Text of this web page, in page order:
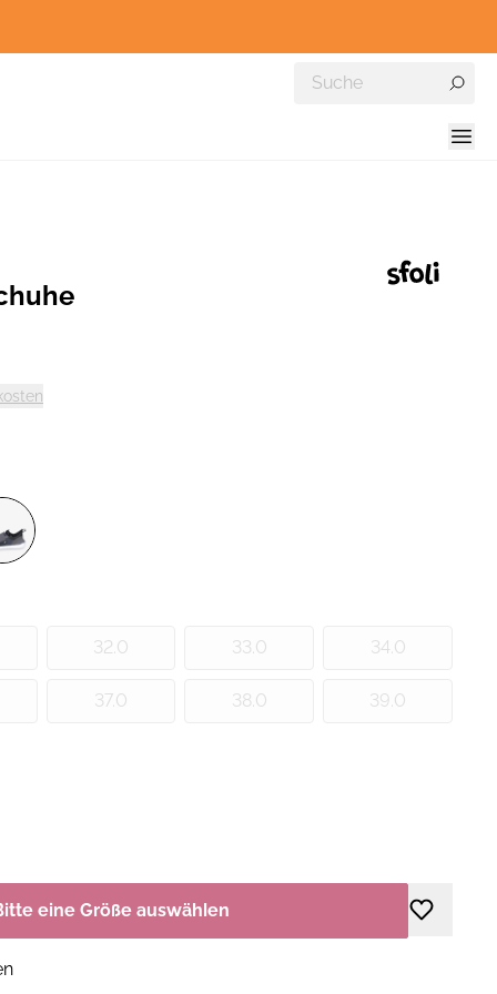
32.0 33.0 34.0
37.0 38.0 39.0
eine Größe auswählen